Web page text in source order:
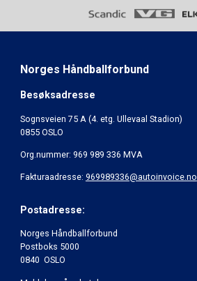
Norges Håndballforbund
Besøksadresse
Sognsveien 75 A (4. etg. Ullevaal Stadion)
0855 OSLO
Org.nummer: 969 989 336 MVA
Fakturaadresse: 969989336@autoinvoice.no
Postadresse:
Norges Håndballforbund
Postboks 5000
0840 OSLO